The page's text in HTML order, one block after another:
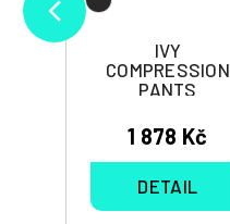
IVY
COMPRESSION
PANTS
1 878 Kč
DETAIL